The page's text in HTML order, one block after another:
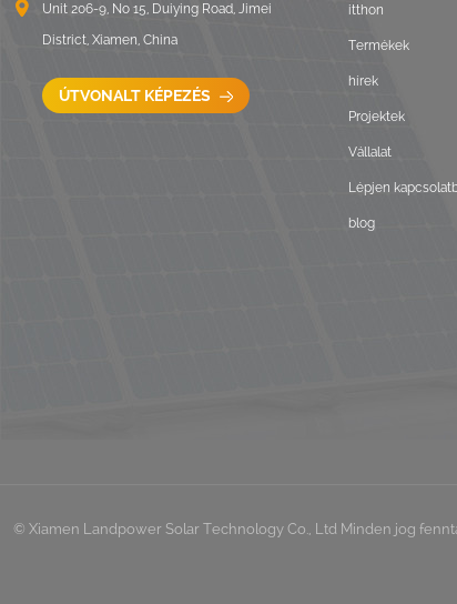
Unit 206-9, No 15, Duiying Road, Jimei
District, Xiamen, China
ÚTVONALT KÉPEZÉS
itthon
Termékek
hírek
Projektek
Vállalat
Lépjen
blog
© Xiamen Landpower Solar Technology Co., Ltd Minden jog